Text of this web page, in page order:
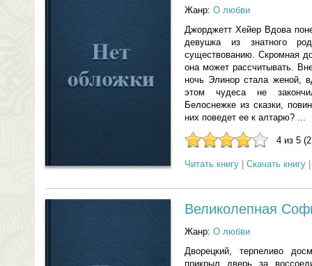
Жанр: О любви
Джорджетт Хейер Вдова
девушка из знатного
существованию. Скромная
она может рассчитывать.
ночь Элинор стала женой,
этом чудеса не
Белоснежке из сказки,
них поведет ее к алтарю? ...
4 из 5
Читать книгу Скачать книгу
Великолепная
Жанр: О любви
Дворецкий, терпеливо
прикрыл дверь за